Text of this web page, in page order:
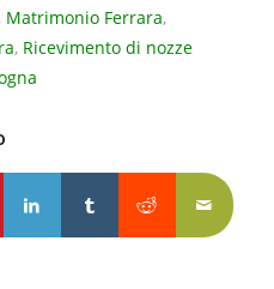
, Matrimonio Ferrara,
, Ricevimento di nozze